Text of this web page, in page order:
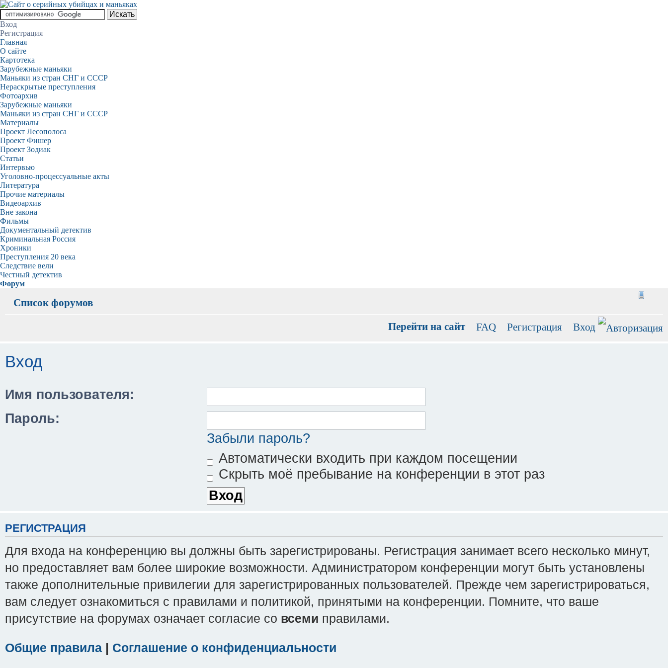
Вход
Регистрация
Главная
О сайте
Картотека
Зарубежные маньяки
Маньяки из стран СНГ и СССР
Нераскрытые преступления
Фотоархив
Зарубежные маньяки
Маньяки из стран СНГ и СССР
Материалы
Проект Лесополоса
Проект Фишер
Проект Зодиак
Статьи
Интервью
Уголовно-процессуальные акты
Литература
Прочие материалы
Видеоархив
Вне закона
Фильмы
Документальный детектив
Криминальная Россия
Хроники
Преступления 20 века
Следствие вели
Честный детектив
Форум
Список форумов
Перейти на сайт FAQ Регистрация Вход
Вход
Имя пользователя:
Пароль:
Забыли пароль?
Автоматически входить при каждом посещении
Скрыть моё пребывание на конференции в этот раз
РЕГИСТРАЦИЯ
Для входа на конференцию вы должны быть зарегистрированы. Регистрация занимает всего несколько минут,
но предоставляет вам более широкие возможности. Администратором конференции могут быть установлены
также дополнительные привилегии для зарегистрированных пользователей. Прежде чем зарегистрироваться,
вам следует ознакомиться с правилами и политикой, принятыми на конференции. Помните, что ваше
присутствие на форумах означает согласие со всеми правилами.
Общие правила | Соглашение о конфиденциальности